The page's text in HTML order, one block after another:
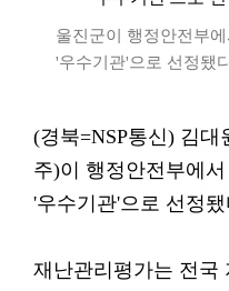
울진군이 행정안전부
'우수기관'으로 선정됐
(경북=NSP통신) 김대
주)이 행정안전부에
'우수기관'으로 선정됐
재난관리평가는 전국